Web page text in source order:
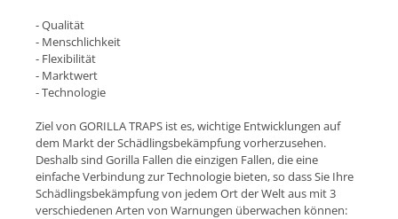
- Qualität
- Menschlichkeit
- Flexibilität
- Marktwert
- Technologie
Ziel von GORILLA TRAPS ist es, wichtige Entwicklungen auf
dem Markt der Schädlingsbekämpfung vorherzusehen.
Deshalb sind Gorilla Fallen die einzigen Fallen, die eine
einfache Verbindung zur Technologie bieten, so dass Sie Ihre
Schädlingsbekämpfung von jedem Ort der Welt aus mit 3
verschiedenen Arten von Warnungen überwachen können: